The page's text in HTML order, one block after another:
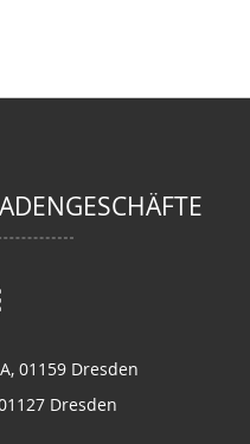
01159 Dresden
Dresden